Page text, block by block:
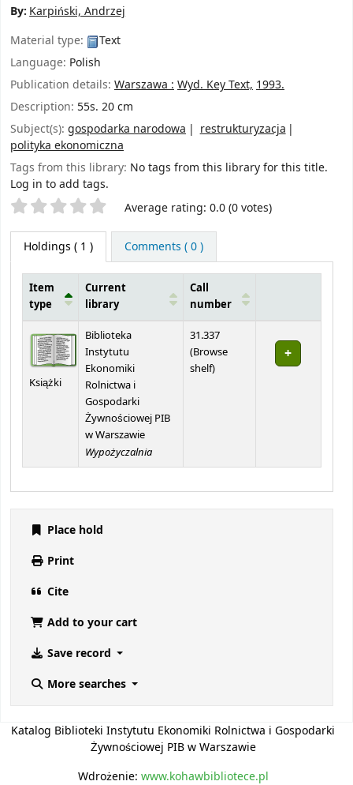
By: Karpiński, Andrzej
Material type:
Text
Language: Polish
Publication details: Warszawa :Wyd. Key Text,1993.
Description: 55s. 20 cm
Subject(s): gospodarka narodowa
restrukturyzacja
polityka ekonomiczna
Tags from this library: No tags from this library for this title.
Log in to add tags.
Star ratings Average rating: 0.0 (0 votes)
Holdings ( 1 ) Comments ( 0 )
Item
type
Current
library
Call
number
Książki
Biblioteka
Instytutu
Ekonomiki
Rolnictwa i
Gospodarki
Żywnościowej PIB
w Warszawie
Wypożyczalnia
31.337
(Browse
shelf(Opens below)
)
Place hold
Print
Cite
Add to your cart
Save record
More searches
Katalog Biblioteki Instytutu Ekonomiki Rolnictwa i Gospodarki
Żywnościowej PIB w Warszawie
Wdrożenie: www.kohawbibliotece.pl